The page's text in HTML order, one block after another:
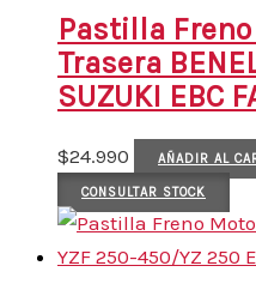
Pastilla
Trasera
SUZUKI EBC
$24.990 AÑADIR AL
CONSULTAR STOCK